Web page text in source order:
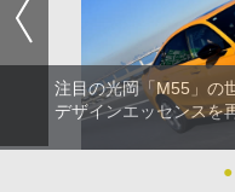
注目の光岡「M55」の
デザインエッセンスを
●